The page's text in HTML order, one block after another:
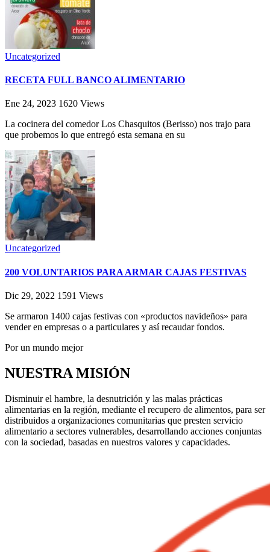
Uncategorized
RECETA FULL BANCO ALIMENTARIO
Ene 24, 2023 1620 Views
La cocinera del comedor Los Chasquitos (Berisso) nos trajo para
que probemos lo que entregó esta semana en su
Uncategorized
200 VOLUNTARIOS PARA ARMAR CAJAS FESTIVAS
Dic 29, 2022 1591 Views
Se armaron 1400 cajas festivas con «productos navideños» para
vender en empresas o a particulares y así recaudar fondos.
Por un mundo mejor
NUESTRA MISIÓN
Disminuir el hambre, la desnutrición y las malas prácticas
alimentarias en la región, mediante el recupero de alimentos, para ser
distribuidos a organizaciones comunitarias que presten servicio
alimentario a sectores vulnerables, desarrollando acciones conjuntas
con la sociedad, basadas en nuestros valores y capacidades.